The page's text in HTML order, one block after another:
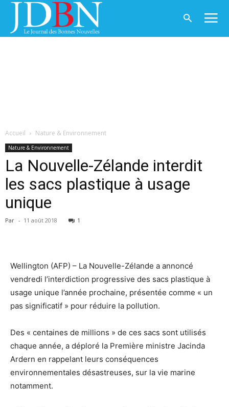
Accueil Nature & Environnement
Nature & Environnement
La Nouvelle-Zélande interdit
les sacs plastique à usage
unique
Par - 11 août 2018 1
Wellington (AFP) – La Nouvelle-Zélande a annoncé
vendredi l’interdiction progressive des sacs plastique à
usage unique l’année prochaine, présentée comme « un
pas significatif » pour réduire la pollution.
Des « centaines de millions » de ces sacs sont utilisés
chaque année, a déploré la Première ministre Jacinda
Ardern en rappelant leurs conséquences
environnementales désastreuses, sur la vie marine
notamment.